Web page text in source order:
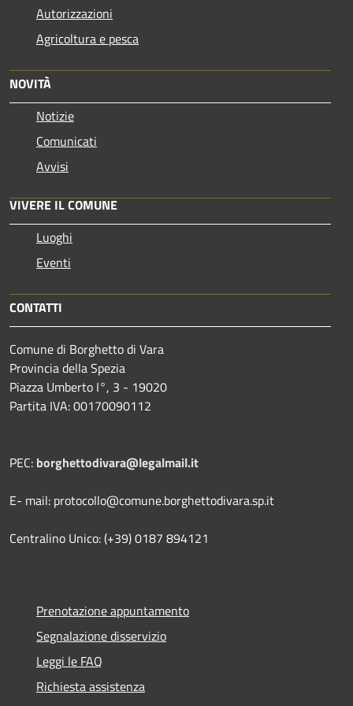
Autorizzazioni
Agricoltura e pesca
NOVITÀ
Notizie
Comunicati
Avvisi
VIVERE IL COMUNE
Luoghi
Eventi
CONTATTI
Comune di Borghetto di Vara
Provincia della Spezia
Piazza Umberto I°, 3 - 19020
Partita IVA: 00170090112
PEC: borghettodivara@legalmail.it
E- mail: protocollo@comune.borghettodivara.sp.it
Centralino Unico: (+39) 0187 894121
Prenotazione appuntamento
Segnalazione disservizio
Leggi le FAQ
Richiesta assistenza